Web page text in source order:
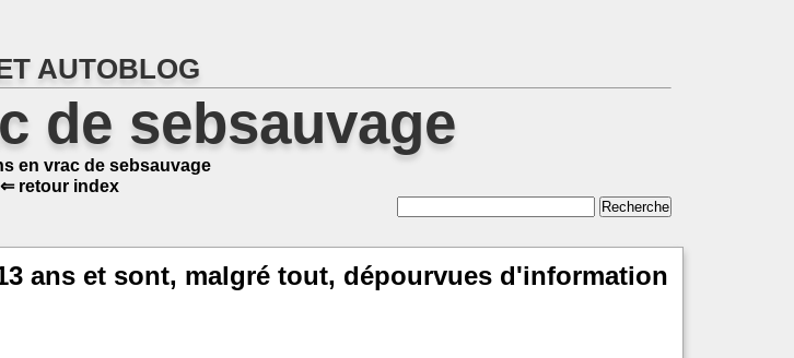
AUTOBLOG
de sebsauvage
en vrac de sebsauvage
⇐ retour index
ans et sont, malgré tout, dépourvues d'information